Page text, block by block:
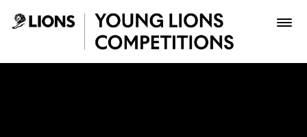
Saltar al contenido principal